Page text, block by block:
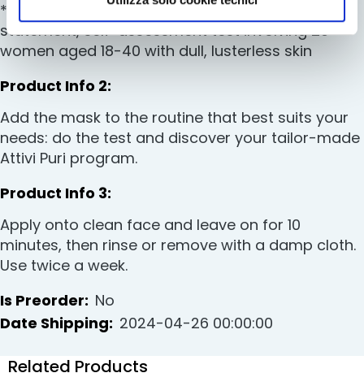
e
M
g
c
h
e
A
t
i
-
g
e
y
*percentage of participants who agree with the
statement, self-assessment test involving 20
women aged 18-40 with dull, lusterless skin
Add the mask to the routine that best suits your
needs: do the test and discover your tailor-made
Attivi Puri program.
Apply onto clean face and leave on for 10
minutes, then rinse or remove with a damp cloth.
Use twice a week.
No
2024-04-26 00:00:00
Related Products